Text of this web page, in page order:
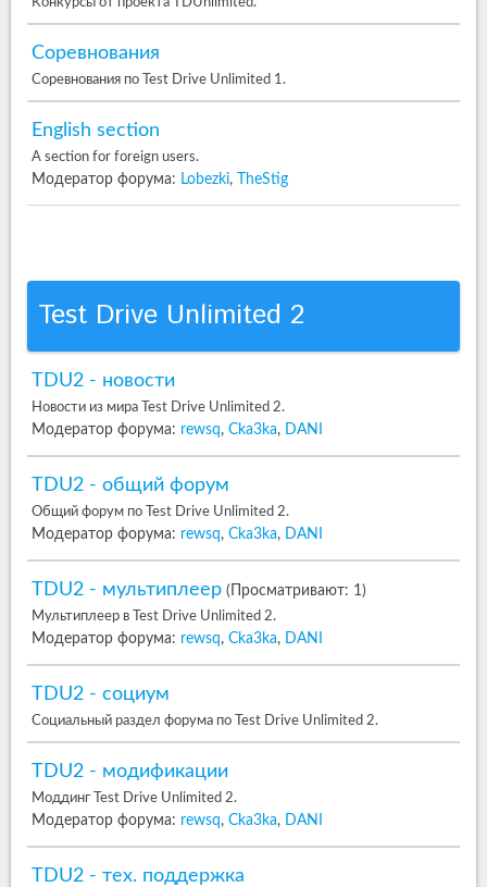
Соревнования
Соревнования по Test Drive Unlimited 1.
English section
A section for foreign users.
Модератор форума: Lobezki, TheStig
Test Drive Unlimited 2
TDU2 - новости
Новости из мира Test Drive Unlimited 2.
Модератор форума: rewsq, Cka3ka, DANI
TDU2 - общий форум
Общий форум по Test Drive Unlimited 2.
Модератор форума: rewsq, Cka3ka, DANI
TDU2 - мультиплеер (Просматривают: 1)
Мультиплеер в Test Drive Unlimited 2.
Модератор форума: rewsq, Cka3ka, DANI
TDU2 - социум
Социальный раздел форума по Test Drive Unlimited 2.
TDU2 - модификации
Моддинг Test Drive Unlimited 2.
Модератор форума: rewsq, Cka3ka, DANI
TDU2 - тех. поддержка